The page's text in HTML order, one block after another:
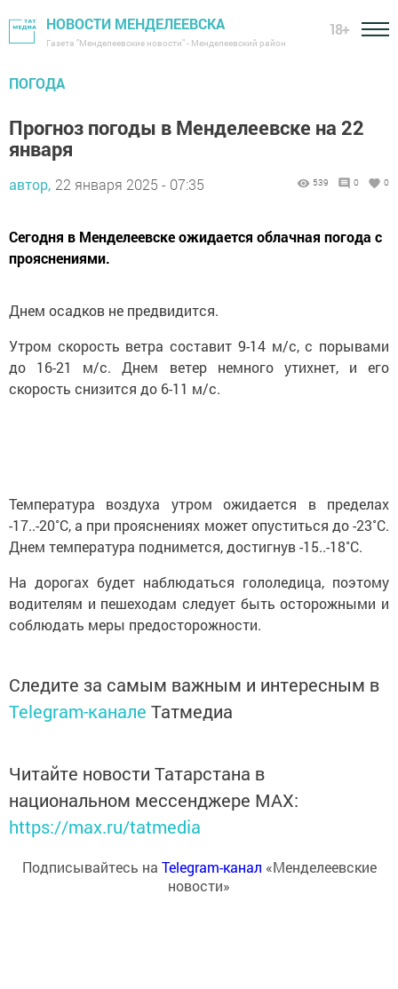
НОВОСТИ МЕНДЕЛЕЕВСКА
Газета "Менделеевские новости" - Менделеевский район
18+
ПОГОДА
Прогноз погоды в Менделеевске на 22
января
автор, 22 января 2025 - 07:35 539 0 0
Сегодня в Менделеевске ожидается облачная погода с
прояснениями.
Днем осадков не предвидится.
Утром скорость ветра составит 9-14 м/с, с порывами
до 16-21 м/с. Днем ветер немного утихнет, и его
скорость снизится до 6-11 м/с.
Температура воздуха утром ожидается в пределах
-17..-20˚C, а при прояснениях может опуститься до -23˚C.
Днем температура поднимется, достигнув -15..-18˚C.
На дорогах будет наблюдаться гололедица, поэтому
водителям и пешеходам следует быть осторожными и
соблюдать меры предосторожности.
Следите за самым важным и интересным в
Telegram-канале Татмедиа
Читайте новости Татарстана в
национальном мессенджере MАХ:
https://max.ru/tatmedia
Подписывайтесь на Telegram-канал «Менделеевские
новости»